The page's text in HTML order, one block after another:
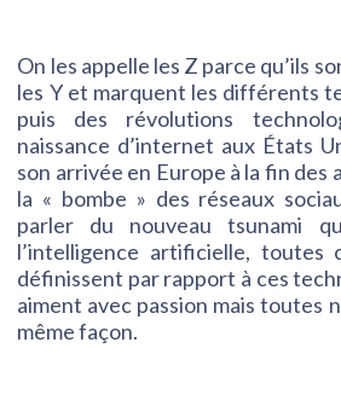
On les appelle les Z parce qu’ils
les Y et marquent les différents
puis des révolutions
naissance d’internet aux États
son arrivée en Europe à la fin des
la « bombe » des réseaux
parler du nouveau tsunami
l’intelligence artificielle, toutes
définissent par rapport à ces
aiment avec passion mais toutes
même façon.